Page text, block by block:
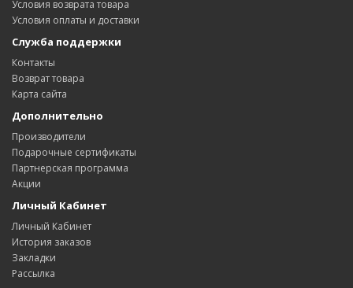
Условия возврата товара
Условия оплаты и доставки
Служба поддержки
Контакты
Возврат товара
Карта сайта
Дополнительно
Производители
Подарочные сертификаты
Партнерская программа
Акции
Личный Кабинет
Личный Кабинет
История заказов
Закладки
Рассылка